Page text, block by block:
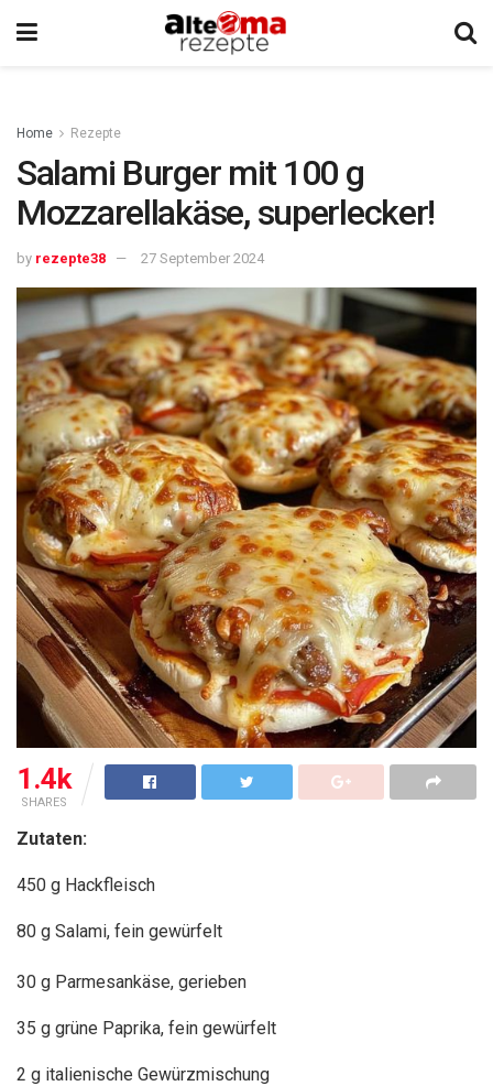
Home Rezepte
Salami Burger mit 100 g
Mozzarellakäse, superlecker!
by rezepte38 27 September 2024
1.4k
SHARES
Zutaten:
450 g Hackfleisch
80 g Salami, fein gewürfelt
30 g Parmesankäse, gerieben
35 g grüne Paprika, fein gewürfelt
2 g italienische Gewürzmischung